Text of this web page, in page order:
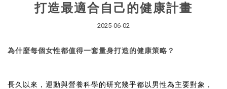
打造最適合自己的健康計畫
2025-06-02
為什麼每個女性都值得一套量身打造的健康策略？
長久以來，運動與營養科學的研究幾乎都以男性為主要對象，